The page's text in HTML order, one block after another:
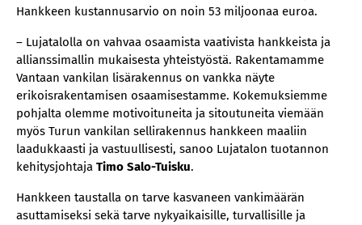
Hankkeen kustannusarvio on noin 53 miljoonaa euroa.
– Lujatalolla on vahvaa osaamista vaativista hankkeista ja
allianssimallin mukaisesta yhteistyöstä. Rakentamamme
Vantaan vankilan lisärakennus on vankka näyte
erikoisrakentamisen osaamisestamme. Kokemuksiemme
pohjalta olemme motivoituneita ja sitoutuneita viemään
myös Turun vankilan sellirakennus hankkeen maaliin
laadukkaasti ja vastuullisesti, sanoo Lujatalon tuotannon
kehitysjohtaja Timo Salo-Tuisku.
Hankkeen taustalla on tarve kasvaneen vankimäärän
asuttamiseksi sekä tarve nykyaikaisille, turvallisille ja